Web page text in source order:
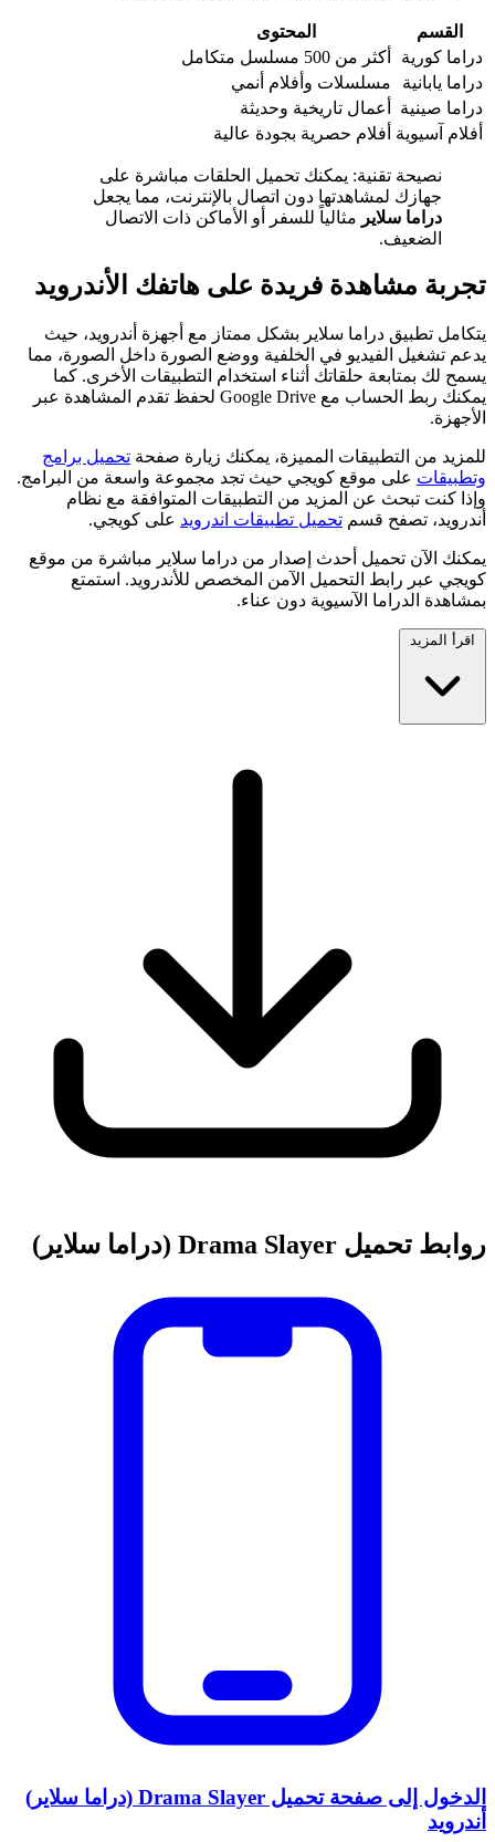
القسم
المحتوى
دراما كورية
أكثر من 500 مسلسل متكامل
دراما يابانية
مسلسلات وأفلام أنمي
دراما صينية
أعمال تاريخية وحديثة
أفلام آسيوية أفلام حصرية بجودة عالية
نصيحة تقنية: يمكنك تحميل الحلقات مباشرة على
جهازك لمشاهدتها دون اتصال بالإنترنت، مما يجعل
دراما سلاير مثالياً للسفر أو الأماكن ذات الاتصال
الضعيف.
تجربة مشاهدة فريدة على هاتفك الأندرويد
يتكامل تطبيق دراما سلاير بشكل ممتاز مع أجهزة أندرويد، حيث
يدعم تشغيل الفيديو في الخلفية ووضع الصورة داخل الصورة، مما
يسمح لك بمتابعة حلقاتك أثناء استخدام التطبيقات الأخرى. كما
يمكنك ربط الحساب مع Google Drive لحفظ تقدم المشاهدة عبر
الأجهزة.
للمزيد من التطبيقات المميزة، يمكنك زيارة صفحة تحميل برامج
وتطبيقات على موقع كويجي حيث تجد مجموعة واسعة من البرامج.
وإذا كنت تبحث عن المزيد من التطبيقات المتوافقة مع نظام
أندرويد، تصفح قسم تحميل تطبيقات اندرويد على كويجي.
يمكنك الآن تحميل أحدث إصدار من دراما سلاير مباشرة من موقع
كويجي عبر رابط التحميل الآمن المخصص للأندرويد. استمتع
بمشاهدة الدراما الآسيوية دون عناء.
اقرأ المزيد
روابط تحميل Drama Slayer (دراما سلاير)
الدخول إلى صفحة تحميل Drama Slayer (دراما سلاير)
أندرويد